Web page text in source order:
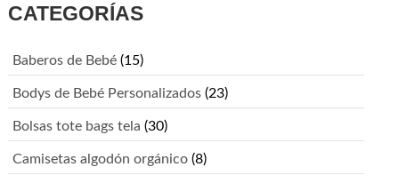
CATEGORÍAS
Baberos de Bebé (15)
Bodys de Bebé Personalizados (23)
Bolsas tote bags tela (30)
Camisetas algodón orgánico (8)